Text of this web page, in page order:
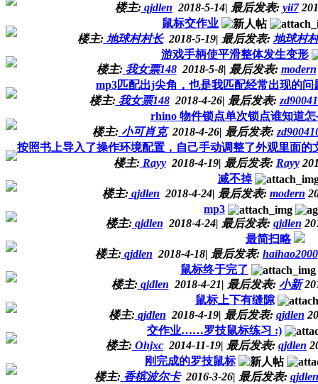
楼主: qjdlen 2018-5-14| 最后发表: yii7
鼠标交作业
楼主: 地球村村长 2018-5-19| 最后发表: 地球村
游戏手柄使平滑整体发生变形
楼主: 我女票148 2018-5-8| 最后发表: modern
mp3匹配出j尖角，也是我匹配经常出现的问
楼主: 我女票148 2018-4-26| 最后发表:
rhino 物件锁点单次锁点谁知道怎
楼主: 小可肖克 2018-4-26| 最后发表:
按照书上导入了操作环境配置，自己手动调整了外观里面的
楼主: Rayy 2018-4-19| 最后发表: Rayy
减不掉
楼主: qjdlen 2018-4-24| 最后发表: modern
mp3
楼主: qjdlen 2018-4-24| 最后发表: qjdlen
最简扫略
楼主: qjdlen 2018-4-18| 最后发表: haihao2000
鼠标终于完了
楼主: qjdlen 2018-4-21| 最后发表: 小新
鼠标上下有缝隙
楼主: qjdlen 2018-4-19| 最后发表: qjdlen
交作业……罗技鼠标练习 :)
楼主: Ohjxc 2014-11-19| 最后发表: qjdlen
刚完成的罗技鼠标
楼主: 香槟波尔卡 2016-3-26| 最后发表: qjdlen